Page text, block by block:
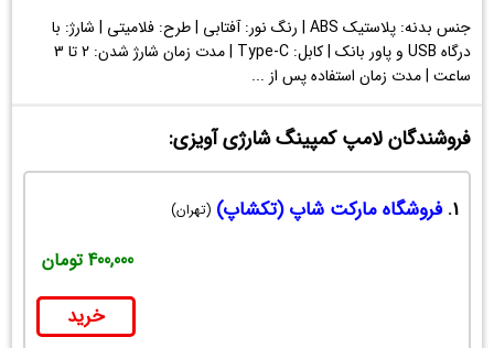
جنس بدنه: پلاستیک ABS | رنگ نور: آفتابی | طرح: فلامیتی | شارژ: با
درگاه USB و پاور بانک | کابل: Type-C | مدت زمان شارژ شدن: 2 تا 3
ساعت | مدت زمان استفاده پس از ...
فروشندگان لامپ کمپینگ شارژی آویزی:
1. فروشگاه مارکت شاپ (تکشاپ) (تهران)
400,000 تومان
خرید